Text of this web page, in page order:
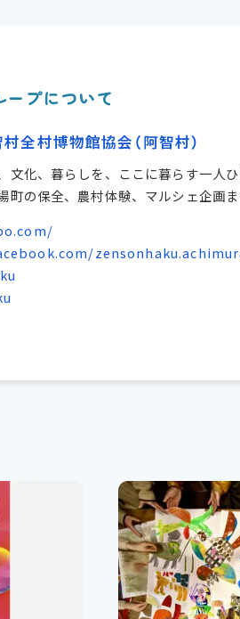
プについて
全村博物館協会 （阿智村）
文化、暮らしを、ここに暮らす一人
町の保全、農村体験、マルシェ企画